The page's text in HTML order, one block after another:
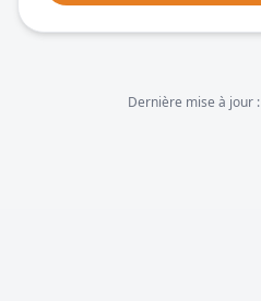
Dernière mise à jour :